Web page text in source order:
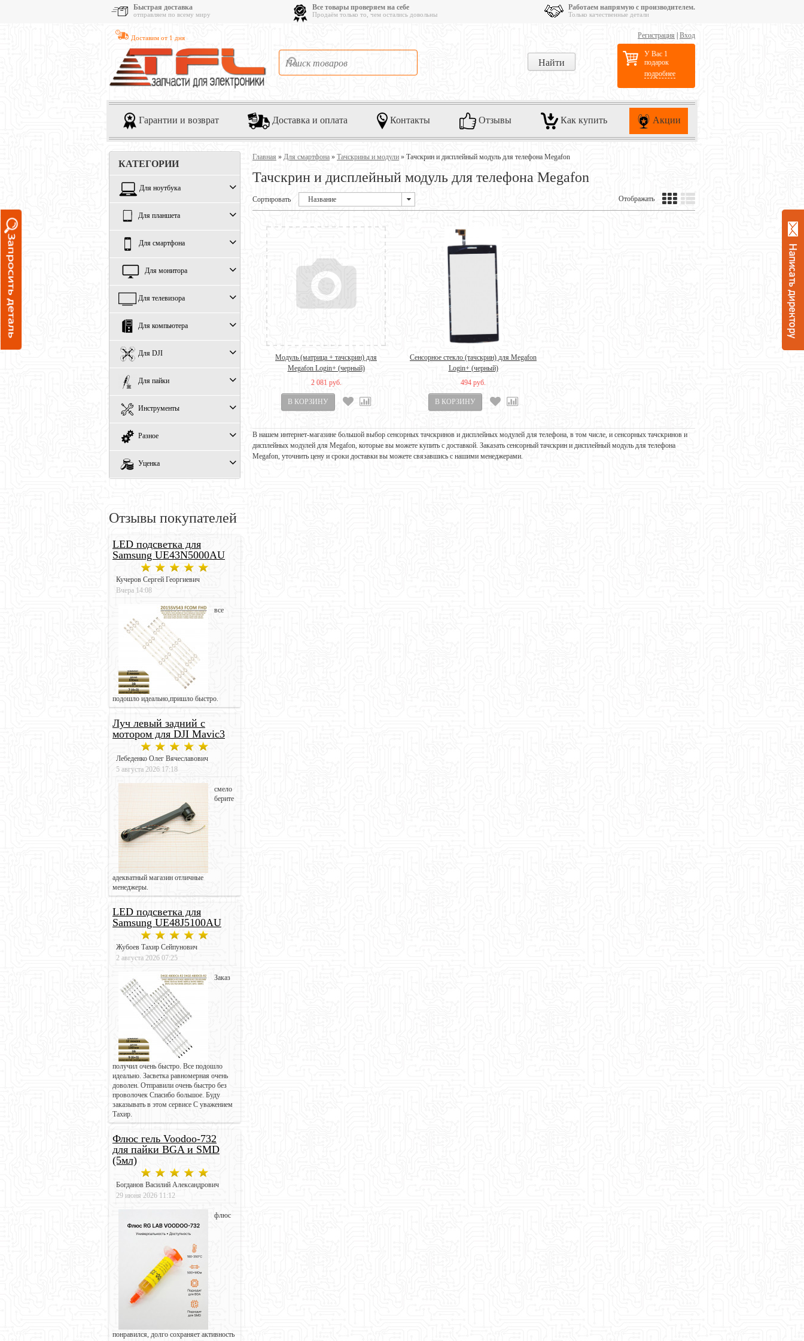
Быстрая доставка
отправляем по всему миру
Все товары проверяем на себе
Продаём только то, чем остались довольны
Работаем напрямую с производителем.
Только качественные детали
Доставим от 1 дня Регистрация Вход
У Вас 1
подарок
подробнее
Гарантии и возврат Доставка и оплата Контакты Отзывы Как купить Акции
КАТЕГОРИИ
Для ноутбука
Для планшета
Для смартфона
Для монитора
Для телевизора
Для компьютера
Для DJI
Для пайки
Инструменты
Разное
Уценка
Отзывы покупателей
LED подсветка для
Samsung UE43N5000AU
Кучеров Сергей Георгиевич
Вчера 14:08
все
подошло идеально,пришло быстро.
Луч левый задний с
мотором для DJI Mavic3
Лебеденко Олег Вячеславович
5 августа 2026 17:18
смело
берите
адекватный магазин отличные
менеджеры.
LED подсветка для
Samsung UE48J5100AU
Жубоев Тахир Сейпунович
2 августа 2026 07:25
Заказ
получил очень быстро. Все подошло
идеально. Засветка равномерная очень
доволен. Отправили очень быстро без
проволочек Спасибо большое. Буду
заказывать в этом сервисе С уважением
Тахир.
Флюс гель Voodoo-732
для пайки BGA и SMD
(5мл)
Богданов Василий Александрович
29 июня 2026 11:12
флюс
понравился, долго сохраняет активность
Главная » Для смартфона » Тачскрины и модули » Тачскрин и дисплейный модуль для телефона Megafon
Тачскрин и дисплейный модуль для телефона Megafon
Сортировать Название Отображать
Модуль (матрица + тачскрин) для
Megafon Login+ (черный)
2 081 руб.
Сенсорное стекло (тачскрин) для Megafon
Login+ (черный)
494 руб.
В нашем интернет-магазине большой выбор сенсорных тачскринов и дисплейных модулей для телефона, в том числе, и сенсорных тачскринов и
дисплейных модулей для Megafon, которые вы можете купить с доставкой. Заказать сенсорный тачскрин и дисплейный модуль для телефона
Megafon, уточнить цену и сроки доставки вы можете связавшись с нашими менеджерами.